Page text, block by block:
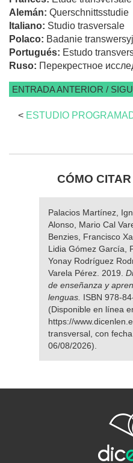
Alemán: Querschnittsstudie
Italiano: Studio trasversale
Polaco: Badanie
Portugués: Estudo
Ruso: Перекрестное
ENTRADA ANTERIOR /
< ESTUDIO
CÓMO
Palacios Martínez,
Alonso, Mario Cal
Benzies, Francisco
Lidia Gómez García,
Yonay Rodríguez
Varela Pérez. 2019.
de enseñanza y
lenguas. ISBN 978-
(Disponible en línea
https://
transversal, con
06/08/2026).